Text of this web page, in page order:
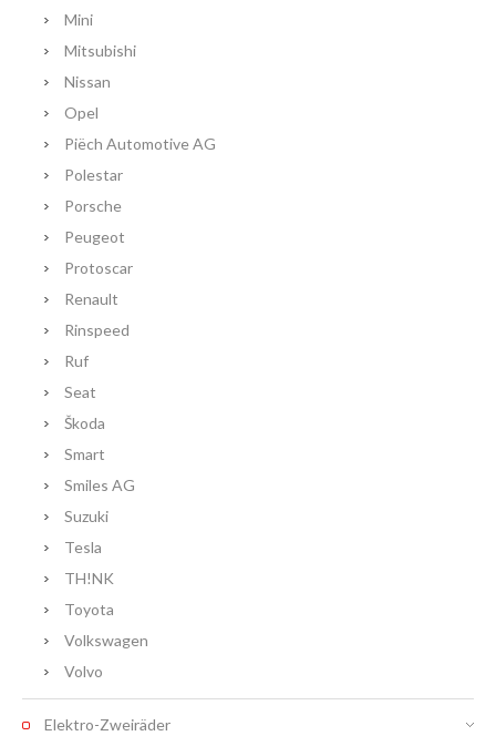
Mini
Mitsubishi
Nissan
Opel
Piëch Automotive AG
Polestar
Porsche
Peugeot
Protoscar
Renault
Rinspeed
Ruf
Seat
Škoda
Smart
Smiles AG
Suzuki
Tesla
TH!NK
Toyota
Volkswagen
Volvo
Elektro-Zweiräder